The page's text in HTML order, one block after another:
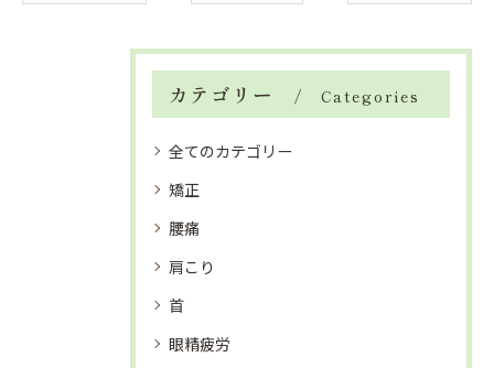
カテゴリー Categories
全てのカテゴリー
矯正
腰痛
肩こり
首
眼精疲労